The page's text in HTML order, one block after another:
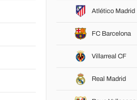
Atlético Madrid
FC Barcelona
Villarreal CF
Real Madrid